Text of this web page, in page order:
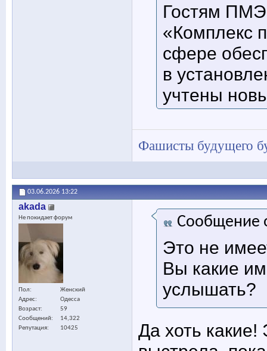
Гостям
«Комплекс
сфере
в
учтены
Фашисты будущего
03.06.2026 13:22
akada
Не покидает форум
Пол
Женский
Адрес
Одесса
Возраст
59
Сообщений
14,322
Репутация
10425
Сообщение
Это не
Вы какие
услышать?
Да хоть